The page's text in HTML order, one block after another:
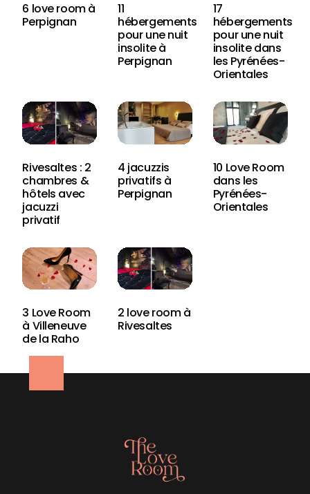
6 love room à
Perpignan
11
hébergements
pour une nuit
insolite à
Perpignan
17
hébergements
pour une nuit
insolite dans
les Pyrénées-
Orientales
Rivesaltes : 2
chambres &
hôtels avec
jacuzzi
privatif
4 jacuzzis
privatifs à
Perpignan
10 Love Room
dans les
Pyrénées-
Orientales
3 Love Room
à Villeneuve
de la Raho
2 love room à
Rivesaltes